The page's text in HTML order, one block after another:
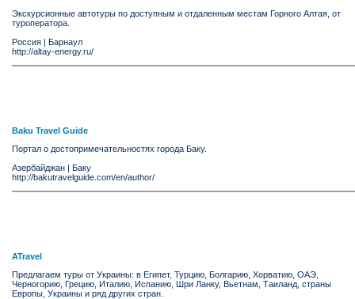
Экскурсионные автотуры по доступным и отдаленным местам Горного Алтая, от
туроператора.
Россия | Барнаул
http://altay-energy.ru/
Baku Travel Guide
Портал о достопримечательностях города Баку.
Азербайджан | Баку
http://bakutravelguide.com/en/author/
ATravel
Предлагаем туры от Украины: в Египет, Турцию, Болгарию, Хорватию, ОАЭ,
Черногорию, Грецию, Италию, Испанию, Шри Ланку, Вьетнам, Таиланд, страны
Европы, Украины и ряд других стран.